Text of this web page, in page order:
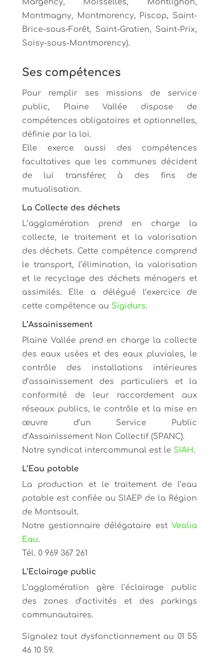
Margency, Moisselles, Montlignon,
Montmagny, Montmorency, Piscop, Saint-
Brice-sous-Forêt, Saint-Gratien, Saint-Prix,
Soisy-sous-Montmorency).
Ses compétences
Pour remplir ses missions de service
public, Plaine Vallée dispose de
compétences obligatoires et optionnelles,
définie par la loi.
Elle exerce aussi des compétences
facultatives que les communes décident
de lui transférer, à des fins de
mutualisation.
La Collecte des déchets
L’agglomération prend en charge la
collecte, le traitement et la valorisation
des déchets. Cette compétence comprend
le transport, l’élimination, la valorisation
et le recyclage des déchets ménagers et
assimilés. Elle a délégué l’exercice de
cette compétence au Sigidurs.
L’Assainissement
Plaine Vallée prend en charge la collecte
des eaux usées et des eaux pluviales, le
contrôle des installations intérieures
d’assainissement des particuliers et la
conformité de leur raccordement aux
réseaux publics, le contrôle et la mise en
œuvre d’un Service Public
d’Assainissement Non Collectif (SPANC).
Notre syndicat intercommunal est le SIAH.
L’Eau potable
La production et le traitement de l’eau
potable est confiée au SIAEP de la Région
de Montsoult.
Notre gestionnaire délégataire estVeolia
Eau.
Tél. 0 969 367 261
L’Eclairage public
L’agglomération gère l’éclairage public
des zones d’activités et des parkings
communautaires.
Signalez tout dysfonctionnement au 01 55
46 10 59.